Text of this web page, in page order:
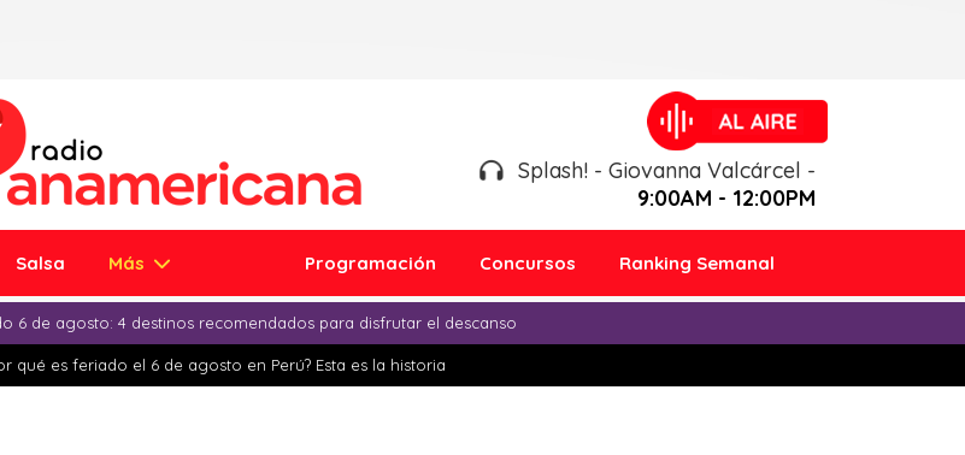
Splash! - Giovanna Valcárcel -
9:00AM - 12:00PM
Salsa Más Programación Concursos Ranking Semanal
6 de agosto: 4 destinos recomendados para disfrutar el descanso
qué es feriado el 6 de agosto en Perú? Esta es la historia